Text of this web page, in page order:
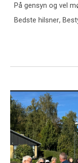
På gensyn og vel
Bedste hilsner,